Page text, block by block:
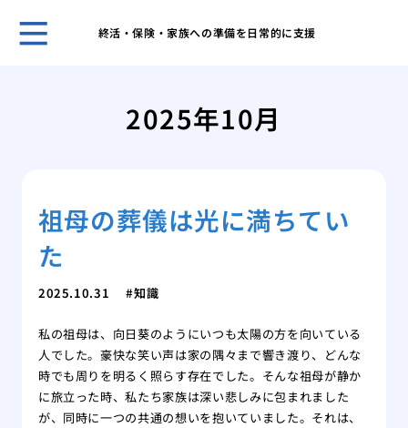
終活・保険・家族への準備を日常的に支援
2025年10月
祖母の葬儀は光に満ちてい
た
2025.10.31 知識
私の祖母は、向日葵のようにいつも太陽の方を向いている
人でした。豪快な笑い声は家の隅々まで響き渡り、どんな
時でも周りを明るく照らす存在でした。そんな祖母が静か
に旅立った時、私たち家族は深い悲しみに包まれました
が、同時に一つの共通の想いを抱いていました。それは、